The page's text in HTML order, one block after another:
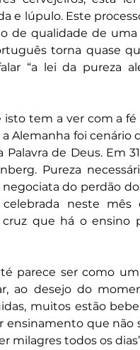
e lúpulo. Este
de qualidade de uma
torna quase
“a lei da pureza
tem a ver com a fé
Alemanha foi cenário
Palavra de Deus. Em
Pureza
do perdão
neste mês
que há o ensino
parece ser como
ao desejo do
muitos estão
ensinamento que não
milagres todos os